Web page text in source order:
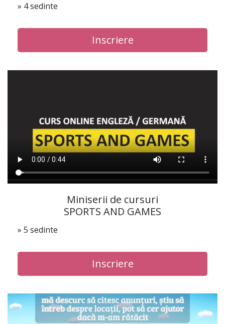
» 4 sedinte
Inscriere
Miniserii de cursuri
SPORTS AND GAMES
» 5 sedinte
Inscriere